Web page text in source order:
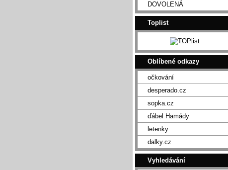
DOVOLENÁ
Toplist
Oblíbené odkazy
očkování
desperado.cz
sopka.cz
ďábel Hamády
letenky
dalky.cz
Vyhledávání